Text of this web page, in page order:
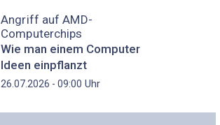
Angriff auf AMD-
Computerchips
Wie man einem Computer
Ideen einpflanzt
26.07.2026 - 09:00 Uhr